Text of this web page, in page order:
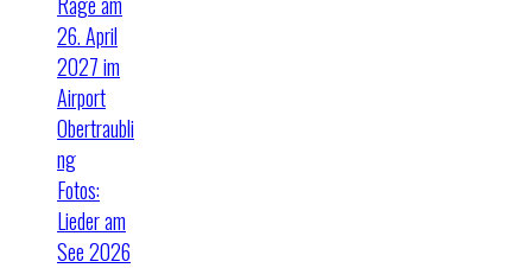
26. April
2027 im
Airport
Obertraubli
ng
Fotos:
Lieder am
See 2026